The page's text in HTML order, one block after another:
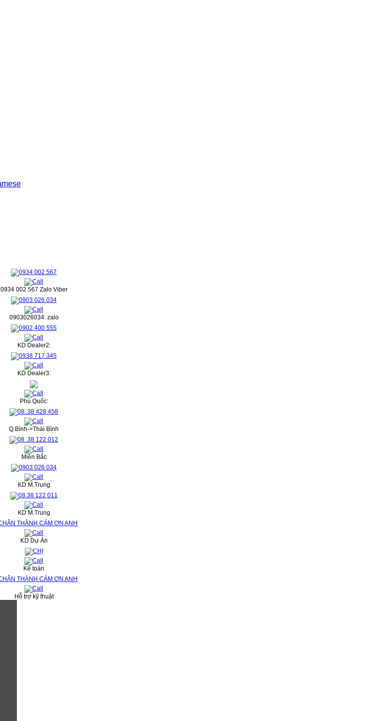
0934 002 567 Zalo Viber
0903026034: zalo
KD Dealer2:
KD Dealer3:
Phú Quốc:
Q.Bình->Thái Bình
Miền Bắc
KD M.Trung
KD M.Trung
KD Dự Án
Kế toán
Hỗ trợ kỹ thuật